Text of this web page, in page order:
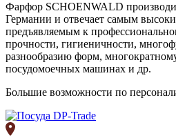
Фарфор SCHOENWALD
Германии и отвечает самым
предъявляемым к
прочности, гигиеничности,
разнообразию форм,
посудомоечных машинах и др.
Большие возможности по